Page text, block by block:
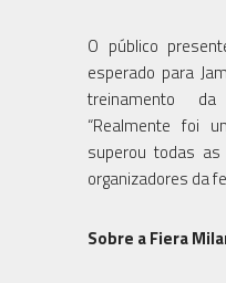
O público
esperado para
treinamento
“Realmente foi
superou todas
organizadores da
Sobre a Fiera